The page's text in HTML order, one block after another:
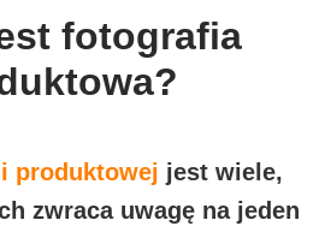
fotografia
produktowej jest wiele,
zwraca uwagę na jeden